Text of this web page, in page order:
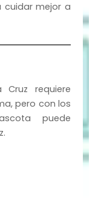
cuidar mejor a
requiere
pero con los
puede